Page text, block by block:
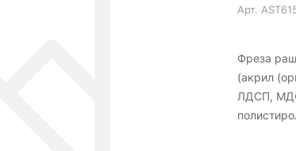
Арт.
Фреза
(акрил
ЛДСП,